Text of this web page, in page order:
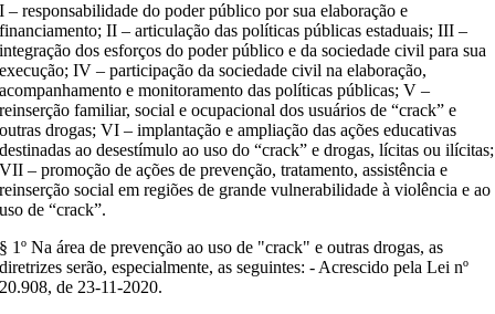
I – responsabilidade do poder público por sua elaboração e
financiamento; II – articulação das políticas públicas estaduais; III –
integração dos esforços do poder público e da sociedade civil para sua
execução; IV – participação da sociedade civil na elaboração,
acompanhamento e monitoramento das políticas públicas; V –
reinserção familiar, social e ocupacional dos usuários de “crack” e
outras drogas; VI – implantação e ampliação das ações educativas
destinadas ao desestímulo ao uso do “crack” e drogas, lícitas ou ilícitas;
VII – promoção de ações de prevenção, tratamento, assistência e
reinserção social em regiões de grande vulnerabilidade à violência e ao
uso de “crack”.
§ 1º Na área de prevenção ao uso de "crack" e outras drogas, as
diretrizes serão, especialmente, as seguintes: - Acrescido pela Lei nº
20.908, de 23-11-2020.